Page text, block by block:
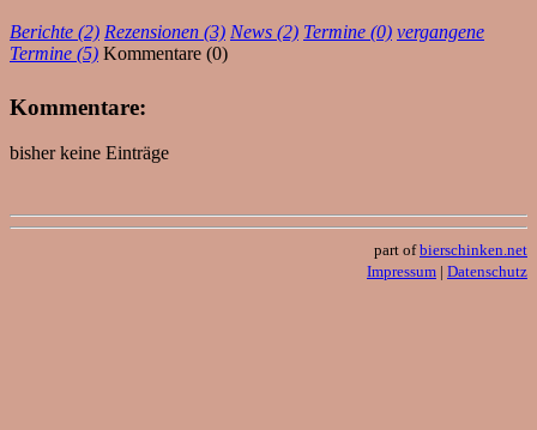
Berichte (2) Rezensionen (3) News (2) Termine (0) vergangene
Termine (5) Kommentare (0)
Kommentare:
bisher keine Einträge
part ofbierschinken.net
Impressum | Datenschutz